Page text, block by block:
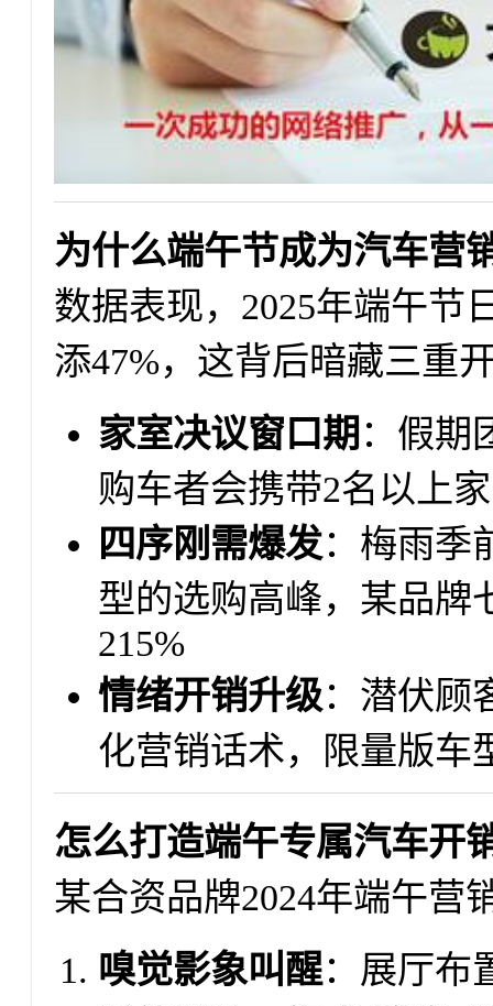
为什么端午节成为汽车营
数据表现，2025年端午节
添47%，这背后暗藏三重
家室决议窗口期 ：假期
购车者会携带2名以上
四序刚需爆发：梅雨季
型的选购高峰，某品牌
215%
情绪开销升级：潜伏顾
化营销话术，限量版车
怎么打造端午专属汽车开
某合资品牌2024年端午营
嗅觉影象叫醒：展厅布